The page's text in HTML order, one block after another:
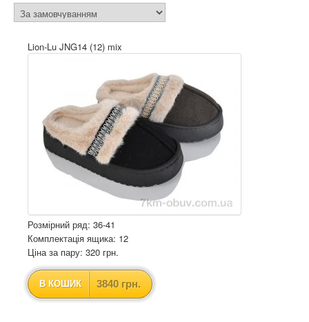
Lion-Lu JNG14 (12) mix
Розмірний ряд: 36-41
Комплектація ящика: 12
Ціна за пару: 320 грн.
В КОШИК 3840 грн.